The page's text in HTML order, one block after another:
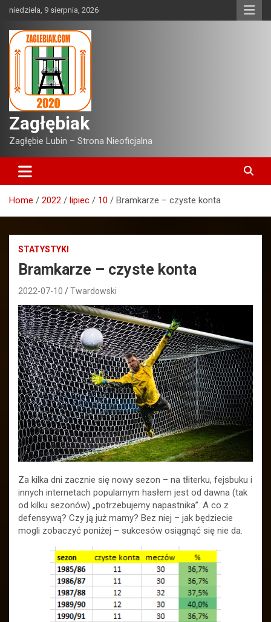
Skip
content
niedziela, 9 sierpnia, 2026
Zagłębiak
Zagłębie Lubin – Strona Nieoficjalna
Home 2022 lipiec 10 Bramkarze – czyste konta
STATYSTYKI
Bramkarze – czyste konta
2022-07-10 Twardowski
Za kilka dni zacznie się nowy sezon – na tłiterku, fejsbuku i
innych internetach popularnym hasłem jest od dawna (tak
od kilku sezonów) „potrzebujemy napastnika”. A co z
defensywą? Czy ją już mamy? Bez niej – jak będziecie
mogli zobaczyć poniżej – sukcesów osiągnąć się nie da.